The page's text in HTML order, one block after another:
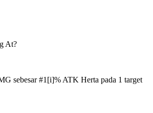
At?
sebesar #1[i]% ATK Herta pada 1 target